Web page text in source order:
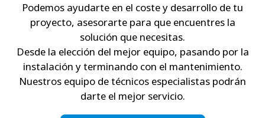
Podemos ayudarte en el coste y desarrollo de tu
proyecto, asesorarte para que encuentres la
solución que necesitas.
Desde la elección del mejor equipo, pasando por la
instalación y terminando con el mantenimiento.
Nuestros equipo de técnicos especialistas podrán
darte el mejor servicio.